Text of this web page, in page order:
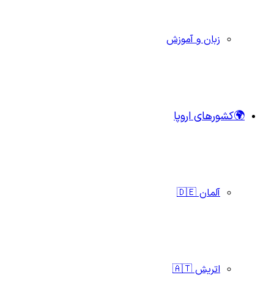
زبان و آموزش
🌍کشورهای اروپا
آلمان 🇩🇪
اتریش 🇦🇹